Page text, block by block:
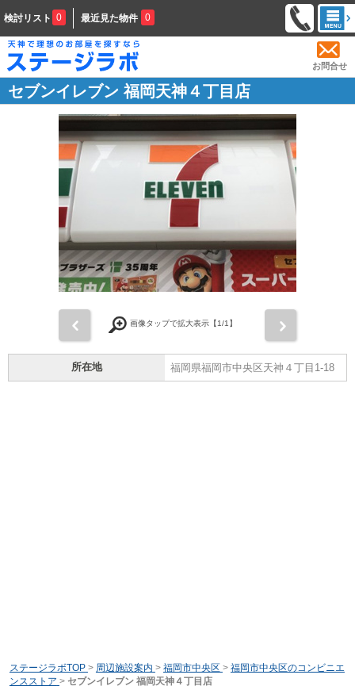
検討リスト 0 最近見た物件 0
お問合せ
セブンイレブン 福岡天神４丁目店
画像タップで拡大表示【1/1】
所在地 福岡県福岡市中央区天神４丁目1-18
ステージラボTOP > 周辺施設案内 > 福岡市中央区 > 福岡市中央区のコンビニエ
ンスストア > セブンイレブン 福岡天神４丁目店